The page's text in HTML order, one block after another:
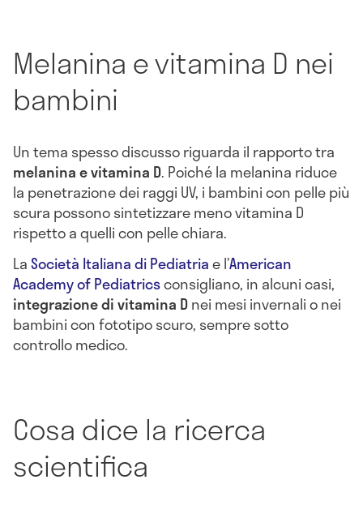
Melanina e vitamina D nei
bambini
Un tema spesso discusso riguarda il rapporto tra
melanina e vitamina D. Poiché la melanina riduce
la penetrazione dei raggi UV, i bambini con pelle più
scura possono sintetizzare meno vitamina D
rispetto a quelli con pelle chiara.
LaSocietà Italiana di Pediatriae l’American
Academy of Pediatricsconsigliano, in alcuni casi,
integrazione di vitamina Dnei mesi invernali o nei
bambini con fototipo scuro, sempre sotto
controllo medico.
Cosa dice la ricerca
scientifica